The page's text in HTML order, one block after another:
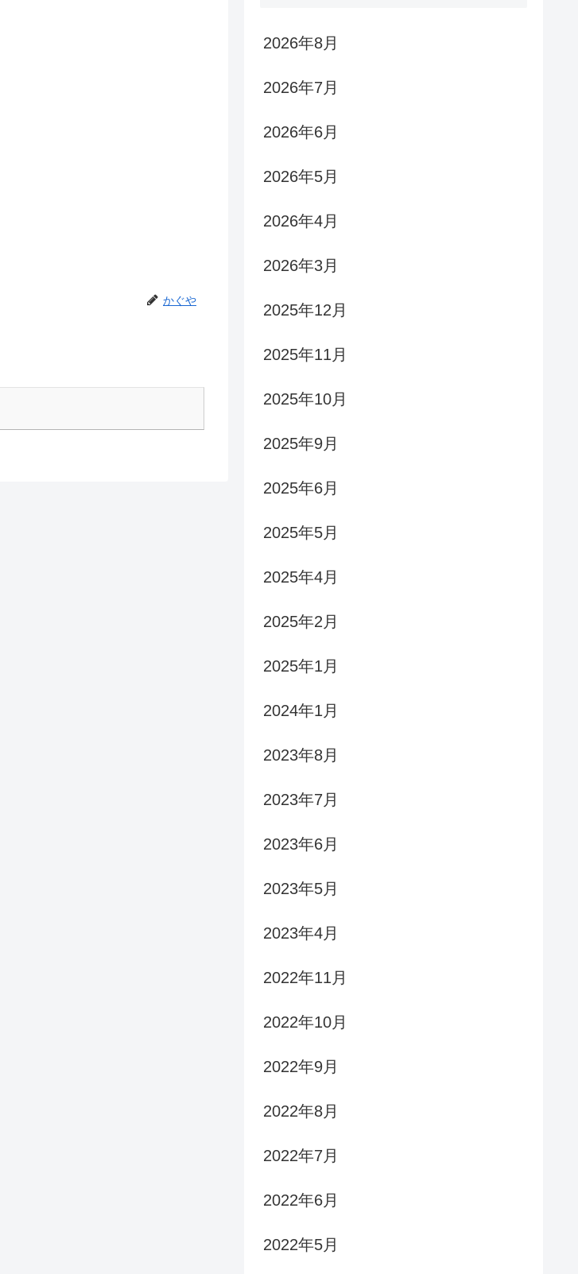
かぐや
2026年8月
2026年7月
2026年6月
2026年5月
2026年4月
2026年3月
2025年12月
2025年11月
2025年10月
2025年9月
2025年6月
2025年5月
2025年4月
2025年2月
2025年1月
2024年1月
2023年8月
2023年7月
2023年6月
2023年5月
2023年4月
2022年11月
2022年10月
2022年9月
2022年8月
2022年7月
2022年6月
2022年5月